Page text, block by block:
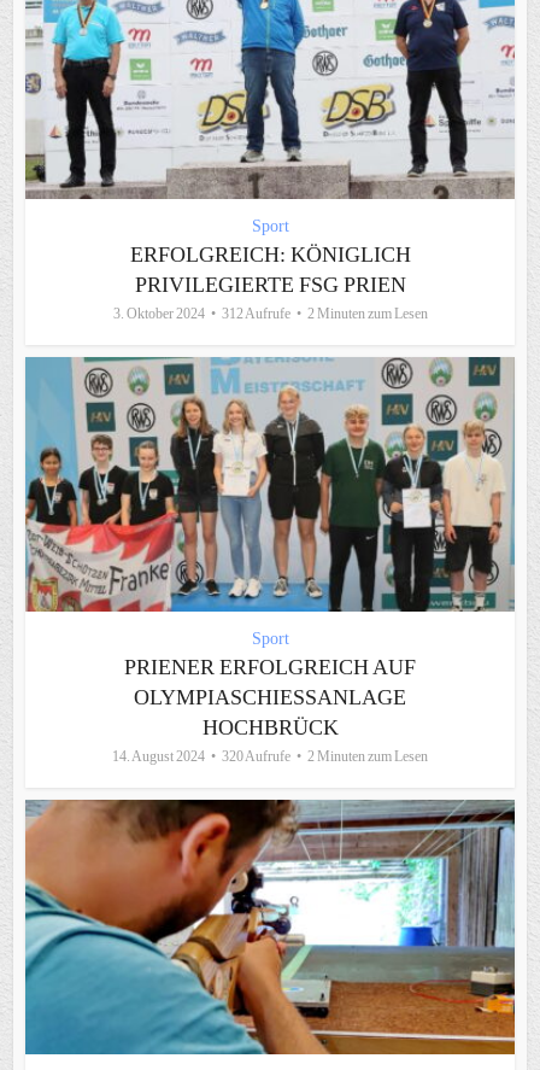
Sport
ERFOLGREICH: KÖNIGLICH
PRIVILEGIERTE FSG PRIEN
3. Oktober 2024 312 Aufrufe 2 Minuten zum Lesen
Sport
PRIENER ERFOLGREICH AUF
OLYMPIASCHIESSANLAGE H
OCHBRÜCK
14. August 2024 320 Aufrufe 2 Minuten zum Lesen